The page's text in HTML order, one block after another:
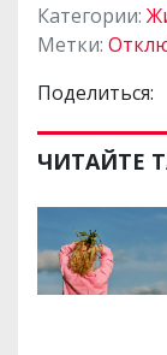
Категории:
Метки:
Поделиться:
ЧИТАЙТЕ